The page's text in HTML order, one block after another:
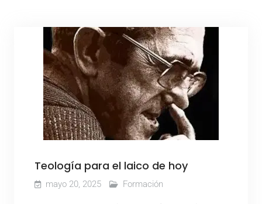
Teología para el laico de hoy
mayo 20, 2025 Formación